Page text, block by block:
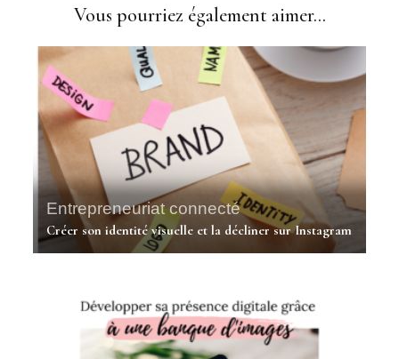
Vous pourriez également aimer...
Entrepreneuriat connecté
Créer son identité visuelle et la décliner sur Instagram